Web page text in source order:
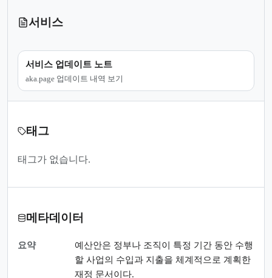
서비스
서비스 업데이트 노트
aka.page 업데이트 내역 보기
태그
태그가 없습니다.
메타데이터
요약
예산안은 정부나 조직이 특정 기간 동안 수행
할 사업의 수입과 지출을 체계적으로 계획한
재정 문서이다.